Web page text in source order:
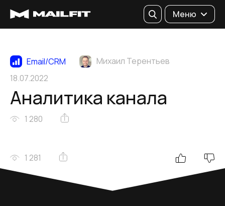
Меню
Поиск
Email/CRM
Михаил Терентьев
18.07.2022
Аналитика канала
1 280
1 281